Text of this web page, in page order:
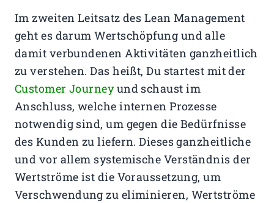
Im zweiten Leitsatz des Lean Management
geht es darum Wertschöpfung und alle
damit verbundenen Aktivitäten ganzheitlich
zu verstehen. Das heißt, Du startest mit der
Customer Journeyund schaust im
Anschluss, welche internen Prozesse
notwendig sind, um gegen die Bedürfnisse
des Kunden zu liefern. Dieses ganzheitliche
und vor allem systemische Verständnis der
Wertströme ist die Voraussetzung, um
Verschwendung zu eliminieren, Wertströme